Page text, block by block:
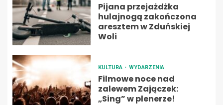
Pijana przejażdżka
hulajnogą zakończona
aresztem w Zduńskiej
Woli
KULTURA WYDARZENIA
Filmowe noce nad
zalewem Zajączek:
„Sing” w plenerze!